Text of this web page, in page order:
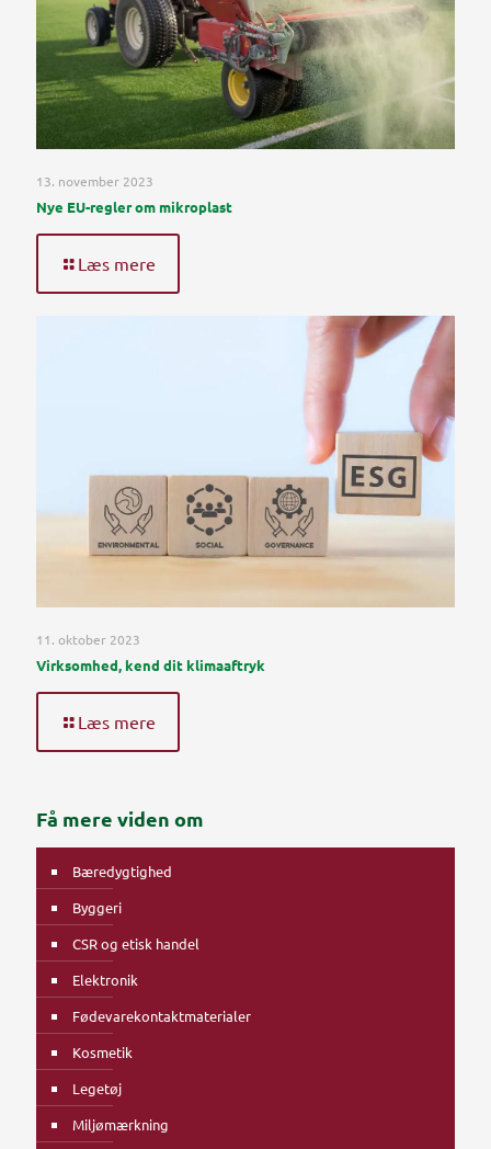
13. november 2023
Nye EU-regler om mikroplast
Læs mere
11. oktober 2023
Virksomhed, kend dit klimaaftryk
Læs mere
Få mere viden om
Bæredygtighed
Byggeri
CSR og etisk handel
Elektronik
Fødevarekontaktmaterialer
Kosmetik
Legetøj
Miljømærkning